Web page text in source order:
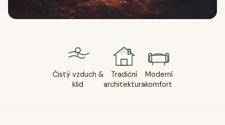
Čistý vzduch &
klid
Tradiční
architektura
Moderní
komfort